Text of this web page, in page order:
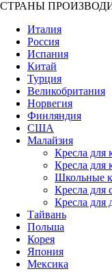
СТРАНЫ
Италия
Россия
Испания
Китай
Турция
Великобритания
Норвегия
Финляндия
США
Малайзия
Кресла для
Кресла для
Школьные
Кресла для
Кресла для
Тайвань
Польша
Корея
Япония
Мексика